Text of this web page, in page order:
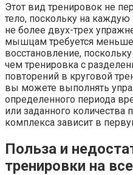
Этот вид тренировок не
тело, поскольку на
не более двух-трех
мышцам требуется
восстановление,
чем тренировка с
повторений в круговой
вы можете выполнять
определенного периода
или заданного количества
комплекса зависит в
Польза и
тренировки на